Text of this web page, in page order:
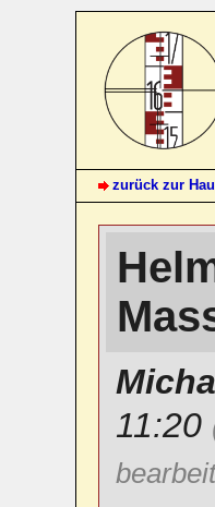
zurück zur
11:20